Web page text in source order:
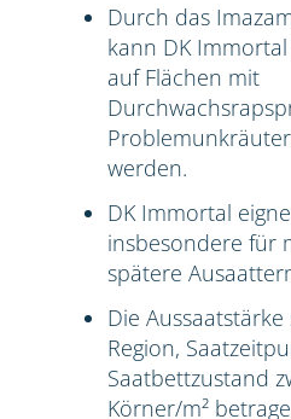
Durch das
kann DK
auf Flächen mit
werden.
DK Immortal
insbesondere für
spätere
Die
Region,
Saatbettzustand
Körner/m²